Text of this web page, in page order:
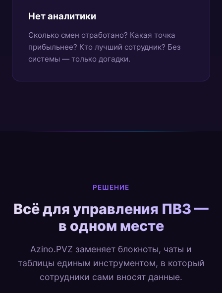
Нет аналитики
Сколько смен отработано? Какая точка
прибыльнее? Кто лучший сотрудник? Без
системы — только догадки.
РЕШЕНИЕ
Всё для управления ПВЗ —
в одном месте
Azino.PVZ заменяет блокноты, чаты и
таблицы единым инструментом, в который
сотрудники сами вносят данные.